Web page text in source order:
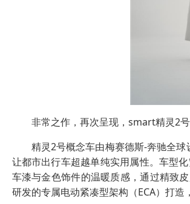
非常之作，再次呈现，smart精灵2
精灵2号概念车由梅赛德斯-奔驰全
让都市出行车超越单纯实用属性。车型
车漆与金色饰件的温暖质感，通过精致
研发的专属电动紧凑型架构（ECA）打